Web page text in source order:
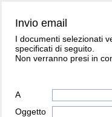
Invio email
I documenti selezionati
specificati di seguito.
Non verranno presi in
A
Oggetto